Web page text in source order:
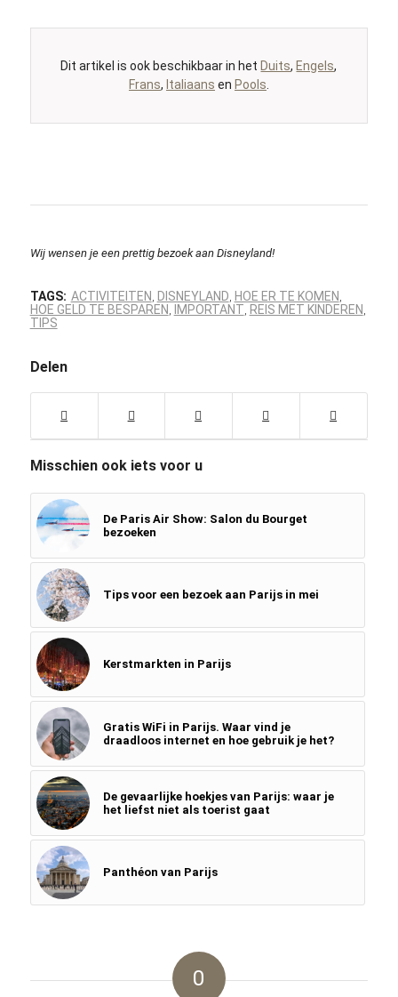
Dit artikel is ook beschikbaar in het Duits, Engels,
Frans, Italiaans en Pools
Wij wensen je een prettig bezoek aan Disneyland!
TAGS: ACTIVITEITEN DISNEYLAND HOE ER TE KOMEN
HOE GELD TE BESPAREN IMPORTANT REIS MET KINDEREN
TIPS
Delen
Misschien ook iets voor u
De Paris Air Show: Salon du Bourget
bezoeken
Tips voor een bezoek aan Parijs in mei
Kerstmarkten in Parijs
Gratis WiFi in Parijs. Waar vind je
draadloos internet en hoe gebruik je het?
De gevaarlijke hoekjes van Parijs: waar je
het liefst niet als toerist gaat
Panthéon van Parijs
0